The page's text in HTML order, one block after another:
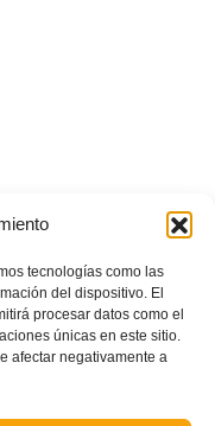
tecnologías como las
del dispositivo. El
procesar datos como el
únicas en este sitio.
afectar negativamente a
de Lliga
2026/2027
Futsal